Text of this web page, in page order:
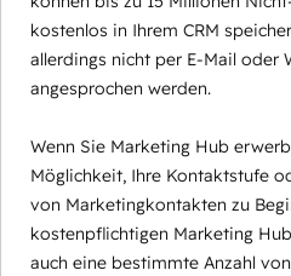
kostenlos in Ihrem CRM
allerdings nicht per E-Mail oder
angesprochen werden.
Wenn Sie Marketing Hub
Möglichkeit, Ihre Kontaktstufe
von Marketingkontakten zu
kostenpflichtigen Marketing
auch eine bestimmte Anzahl